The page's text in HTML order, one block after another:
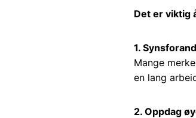
Det er viktig
1.
Mange
en lang
2. Oppdag